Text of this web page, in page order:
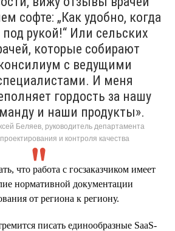
софте: „Как удобно, когда
под рукой!“ Или сельских
которые собирают
с ведущими
И меня
гордость за нашу
и наши продукты».
Беляев, руководитель департамента
проектирования и контроля качества
что работа с госзаказчиком имеет
нормативной документации
от региона к региону.
писать единообразные SaaS-